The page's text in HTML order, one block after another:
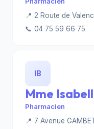
📍 2 Route de
📞 04 75 59 66 75
IB
Mme
Pharmacien
📍 7 Avenue